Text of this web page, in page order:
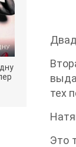
тех
Это